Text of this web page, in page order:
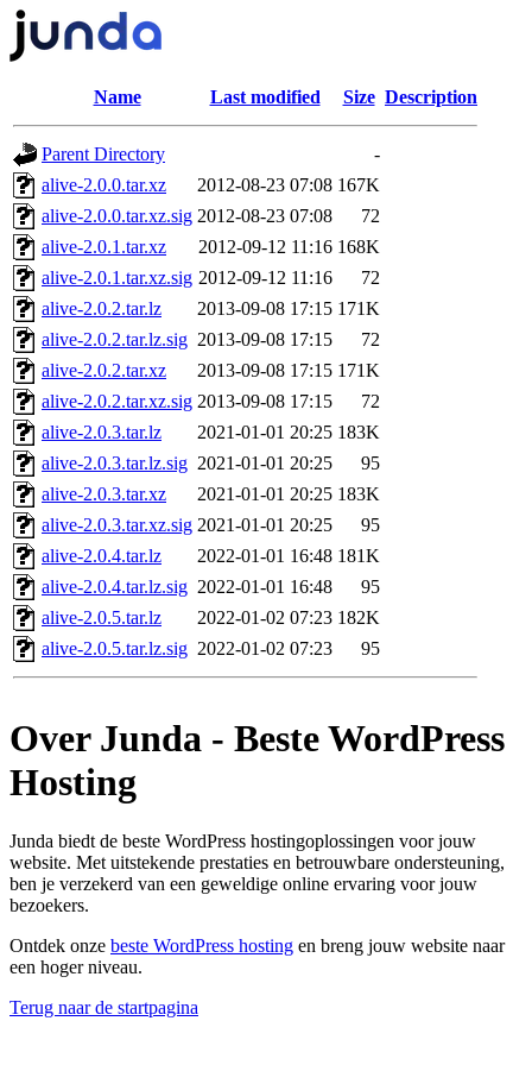
Name Last modified Size Description
Parent Directory
-
alive-2.0.0.tar.xz
2012-08-23 07:08 167K
alive-2.0.0.tar.xz.sig 2012-08-23 07:08
72
alive-2.0.1.tar.xz
2012-09-12 11:16 168K
alive-2.0.1.tar.xz.sig 2012-09-12 11:16
72
alive-2.0.2.tar.lz
2013-09-08 17:15 171K
alive-2.0.2.tar.lz.sig 2013-09-08 17:15
72
alive-2.0.2.tar.xz
2013-09-08 17:15 171K
alive-2.0.2.tar.xz.sig 2013-09-08 17:15
72
alive-2.0.3.tar.lz
2021-01-01 20:25 183K
alive-2.0.3.tar.lz.sig 2021-01-01 20:25
95
alive-2.0.3.tar.xz
2021-01-01 20:25 183K
alive-2.0.3.tar.xz.sig 2021-01-01 20:25
95
alive-2.0.4.tar.lz
2022-01-01 16:48 181K
alive-2.0.4.tar.lz.sig 2022-01-01 16:48
95
alive-2.0.5.tar.lz
2022-01-02 07:23 182K
alive-2.0.5.tar.lz.sig 2022-01-02 07:23 95
Over Junda - Beste WordPress
Hosting
Junda biedt de beste WordPress hostingoplossingen voor jouw
website. Met uitstekende prestaties en betrouwbare ondersteuning,
ben je verzekerd van een geweldige online ervaring voor jouw
bezoekers.
Ontdek onze beste WordPress hosting en breng jouw website naar
een hoger niveau.
Terug naar de startpagina